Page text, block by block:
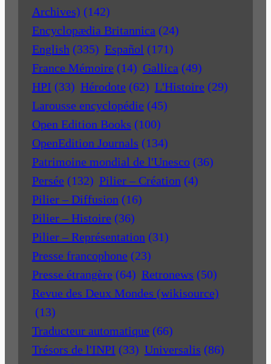
Archives) (142)
Encyclopædia Britannica (24)
English (335) Español (171)
France Mémoire (14) Gallica (49)
HPI (33) Hérodote (62) L'Histoire (29)
Larousse encyclopédie (45)
Open Edition Books (100)
OpenEdition Journals (134)
Patrimoine mondial de l'Unesco (36)
Persée (132) Pilier – Création (4)
Pilier – Diffusion (16)
Pilier – Histoire (36)
Pilier – Représentation (31)
Presse francophone (23)
Presse étrangère (64) Retronews (50)
Revue des Deux Mondes (wikisource)
(13)
Traducteur automatique (66)
Trésors de l'INPI (33) Universalis (86)